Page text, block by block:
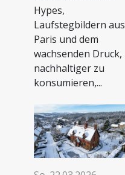
Hypes,
Laufstegbildern aus
Paris und dem
wachsenden Druck,
nachhaltiger zu
konsumieren,...